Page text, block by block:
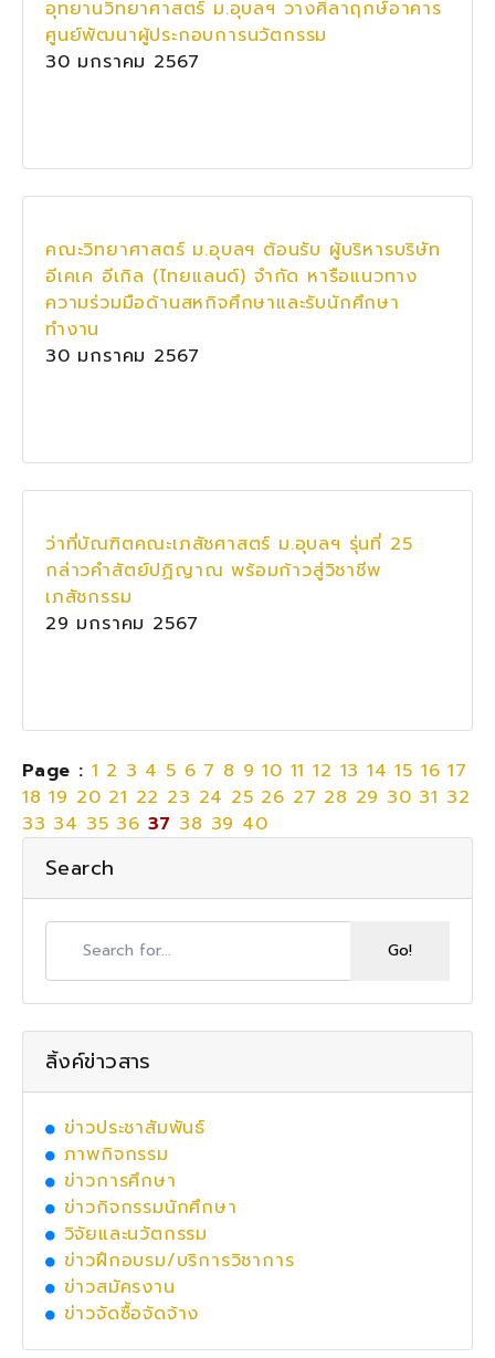
อุทยานวิทยาศาสตร์ ม.อุบลฯ วางศิลาฤกษ์อาคาร
ศูนย์พัฒนาผู้ประกอบการนวัตกรรม
30 มกราคม 2567
คณะวิทยาศาสตร์ ม.อุบลฯ ต้อนรับ ผู้บริหารบริษัท
อีเคเค อีเกิล (ไทยแลนด์) จำกัด หารือแนวทาง
ความร่วมมือด้านสหกิจศึกษาและรับนักศึกษา
ทำงาน
30 มกราคม 2567
ว่าที่บัณฑิตคณะเภสัชศาสตร์ ม.อุบลฯ รุ่นที่ 25
กล่าวคำสัตย์ปฏิญาณ พร้อมก้าวสู่วิชาชีพ
เภสัชกรรม
29 มกราคม 2567
Page : 1 2 3 4 5 6 7 8 9 10 11 12 13 14 15 16 17
18 19 20 21 22 23 24 25 26 27 28 29 30 31 32
33 34 35 36 37 38 39 40
Search
ลิ้งค์ข่าวสาร
ข่าวประชาสัมพันธ์
ภาพกิจกรรม
ข่าวการศึกษา
ข่าวกิจกรรมนักศึกษา
วิจัยและนวัตกรรม
ข่าวฝึกอบรม/บริการวิชาการ
ข่าวสมัครงาน
ข่าวจัดซื้อจัดจ้าง